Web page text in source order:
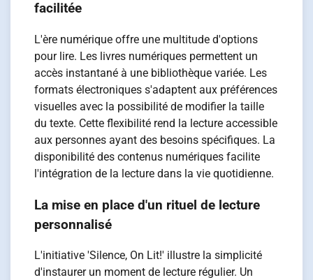
facilitée
L'ère numérique offre une multitude d'options
pour lire. Les livres numériques permettent un
accès instantané à une bibliothèque variée. Les
formats électroniques s'adaptent aux préférences
visuelles avec la possibilité de modifier la taille
du texte. Cette flexibilité rend la lecture accessible
aux personnes ayant des besoins spécifiques. La
disponibilité des contenus numériques facilite
l'intégration de la lecture dans la vie quotidienne.
La mise en place d'un rituel de lecture
personnalisé
L'initiative 'Silence, On Lit!' illustre la simplicité
d'instaurer un moment de lecture régulier. Un